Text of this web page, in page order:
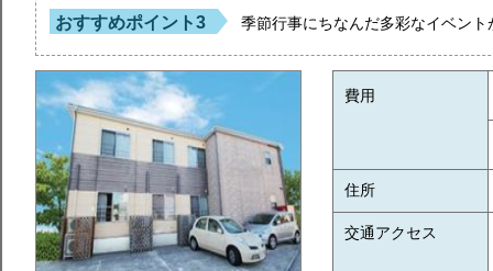
おすすめポイント3 季節行事にちなんだ多彩なイベン
費用
住所
交通アクセス